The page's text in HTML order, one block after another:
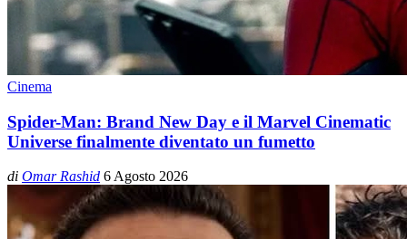
Cinema
Spider-Man: Brand New Day e il Marvel Cinematic
Universe finalmente diventato un fumetto
di Omar Rashid 6 Agosto 2026